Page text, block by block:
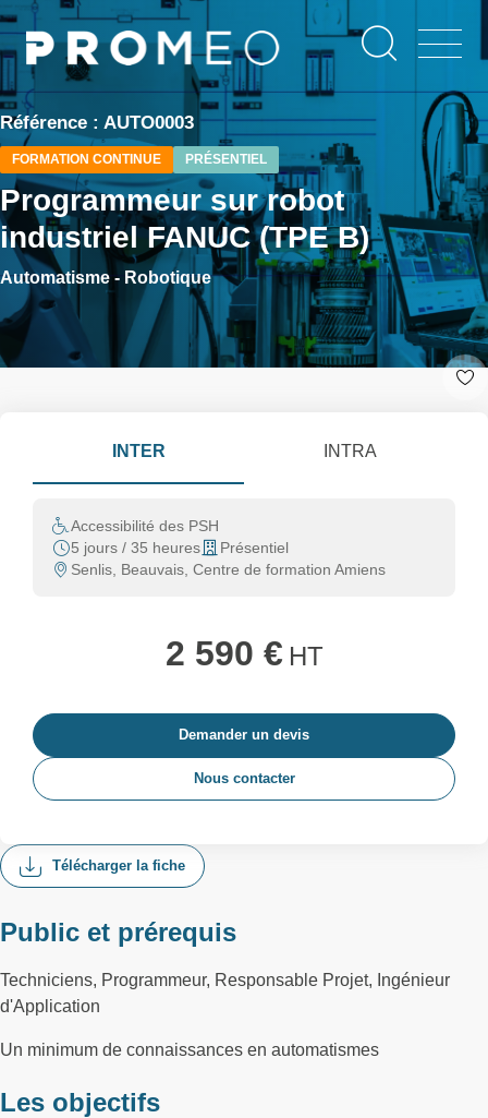
Aller
au
contenu
principal
Référence : AUTO0003
FORMATION CONTINUE PRÉSENTIEL
Programmeur sur robot
industriel FANUC (TPE B)
Automatisme - Robotique
Télécharger la fiche
Public et prérequis
Techniciens, Programmeur, Responsable Projet, Ingénieur
d'Application
Un minimum de connaissances en automatismes
Les objectifs
INTER INTRA
Accessibilité des PSH
5 jours / 35 heures
Présentiel
Senlis, Beauvais, Centre de formation Amiens
2 590 € HT
Demander un devis
Nous contacter
Panneau de gestion des cookies